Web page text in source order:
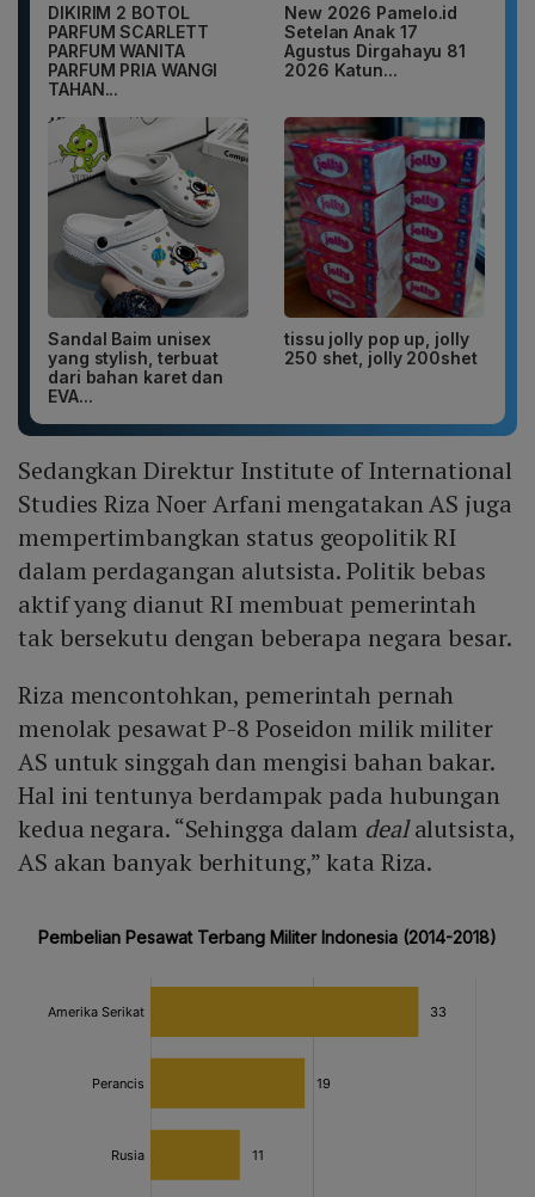
DIKIRIM 2 BOTOL
PARFUM SCARLETT
PARFUM WANITA
PARFUM PRIA WANGI
TAHAN...
New 2026 Pamelo.id
Setelan Anak 17
Agustus Dirgahayu 81
2026 Katun...
Sandal Baim unisex
yang stylish, terbuat
dari bahan karet dan
EVA...
tissu jolly pop up, jolly
250 shet, jolly 200shet
Sedangkan Direktur Institute of International
Studies Riza Noer Arfani mengatakan AS juga
mempertimbangkan status geopolitik RI
dalam perdagangan alutsista. Politik bebas
aktif yang dianut RI membuat pemerintah
tak bersekutu dengan beberapa negara besar.
Riza mencontohkan, pemerintah pernah
menolak pesawat P-8 Poseidon milik militer
AS untuk singgah dan mengisi bahan bakar.
Hal ini tentunya berdampak pada hubungan
kedua negara. “Sehingga dalam dealalutsista,
AS akan banyak berhitung,” kata Riza.